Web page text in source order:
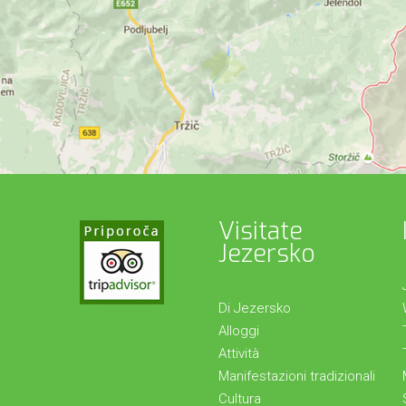
Visitate
Jezersko
Di Jezersko
Alloggi
Attività
Manifestazioni tradizionali
Cultura